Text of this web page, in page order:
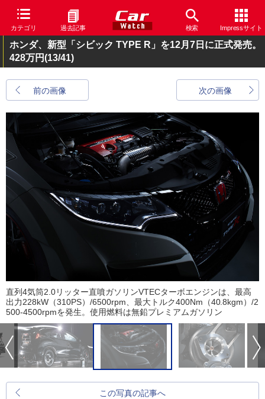
カテゴリ 過去記事 検索 Impressサイト
ホンダ、新型「シビック TYPE R」を12月7日に正式発売。
428万円(13/41)
前の画像 次の画像
直列4気筒2.0リッター直噴ガソリンVTECターボエンジンは、最高
出力228kW（310PS）/6500rpm、最大トルク400Nm（40.8kgm）/2
500-4500rpmを発生。使用燃料は無鉛プレミアムガソリン
この写真の記事へ